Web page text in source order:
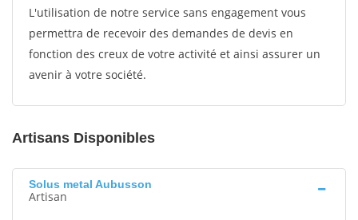
L'utilisation de notre service sans engagement vous
permettra de recevoir des demandes de devis en
fonction des creux de votre activité et ainsi assurer un
avenir à votre société.
Artisans Disponibles
Solus metal Aubusson
Artisan